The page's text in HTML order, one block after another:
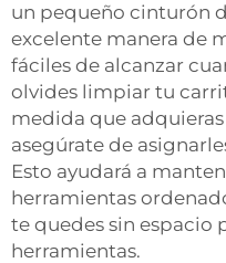
un pequeño cinturón
excelente manera de
fáciles de alcanzar
olvides limpiar tu
medida que
asegúrate de
Esto ayudará a
herramientas
te quedes sin espacio
herramientas.